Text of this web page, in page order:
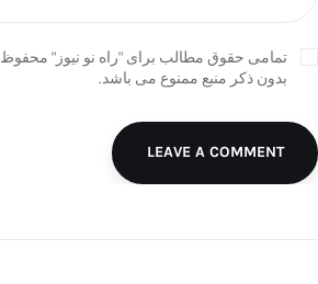
تمامی حقوق مطالب برای "راه نو نیوز"
بدون ذکر منبع ممنوع می باشد.
LEAVE A COMMENT